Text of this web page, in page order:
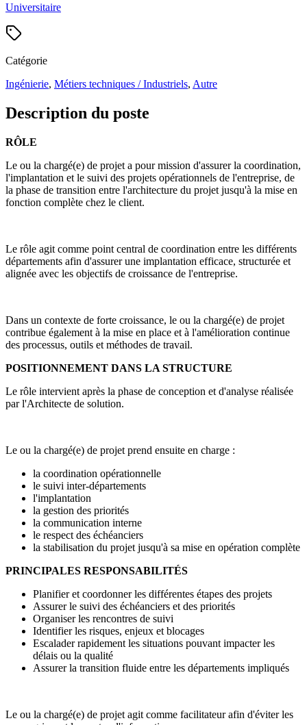
Universitaire
Catégorie
Ingénierie, Métiers techniques / Industriels, Autre
Description du poste
RÔLE
Le ou la chargé(e) de projet a pour mission d'assurer la coordination,
l'implantation et le suivi des projets opérationnels de l'entreprise, de
la phase de transition entre l'architecture du projet jusqu'à la mise en
fonction complète chez le client.
Le rôle agit comme point central de coordination entre les différents
départements afin d'assurer une implantation efficace, structurée et
alignée avec les objectifs de croissance de l'entreprise.
Dans un contexte de forte croissance, le ou la chargé(e) de projet
contribue également à la mise en place et à l'amélioration continue
des processus, outils et méthodes de travail.
POSITIONNEMENT DANS LA STRUCTURE
Le rôle intervient après la phase de conception et d'analyse réalisée
par l'Architecte de solution.
Le ou la chargé(e) de projet prend ensuite en charge :
la coordination opérationnelle
le suivi inter-départements
l'implantation
la gestion des priorités
la communication interne
le respect des échéanciers
la stabilisation du projet jusqu'à sa mise en opération complète
PRINCIPALES RESPONSABILITÉS
Planifier et coordonner les différentes étapes des projets
Assurer le suivi des échéanciers et des priorités
Organiser les rencontres de suivi
Identifier les risques, enjeux et blocages
Escalader rapidement les situations pouvant impacter les
délais ou la qualité
Assurer la transition fluide entre les départements impliqués
Le ou la chargé(e) de projet agit comme facilitateur afin d'éviter les